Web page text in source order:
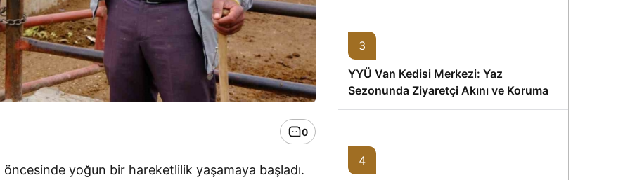
0
öncesinde yoğun bir hareketlilik yaşamaya başladı.
3
YYÜ Van Kedisi Merkezi: Yaz
Sezonunda Ziyaretçi Akını ve Koruma
Vurgusu
4